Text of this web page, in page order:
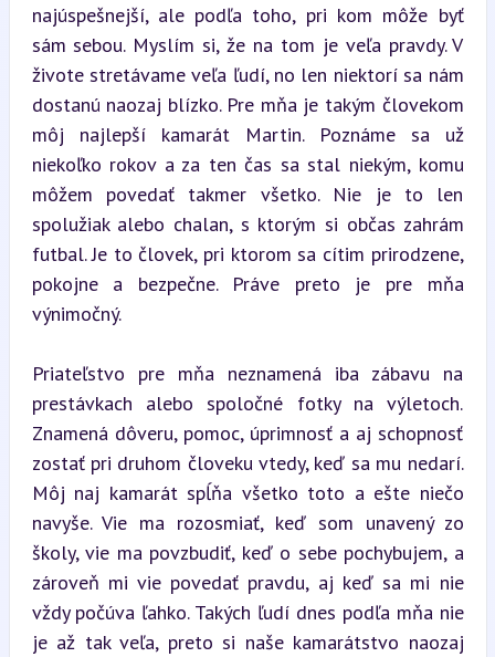
najúspešnejší, ale podľa toho, pri kom môže byť
sám sebou. Myslím si, že na tom je veľa pravdy. V
živote stretávame veľa ľudí, no len niektorí sa nám
dostanú naozaj blízko. Pre mňa je takým človekom
môj najlepší kamarát Martin. Poznáme sa už
niekoľko rokov a za ten čas sa stal niekým, komu
môžem povedať takmer všetko. Nie je to len
spolužiak alebo chalan, s ktorým si občas zahrám
futbal. Je to človek, pri ktorom sa cítim prirodzene,
pokojne a bezpečne. Práve preto je pre mňa
výnimočný.
Priateľstvo pre mňa neznamená iba zábavu na
prestávkach alebo spoločné fotky na výletoch.
Znamená dôveru, pomoc, úprimnosť a aj schopnosť
zostať pri druhom človeku vtedy, keď sa mu nedarí.
Môj naj kamarát spĺňa všetko toto a ešte niečo
navyše. Vie ma rozosmiať, keď som unavený zo
školy, vie ma povzbudiť, keď o sebe pochybujem, a
zároveň mi vie povedať pravdu, aj keď sa mi nie
vždy počúva ľahko. Takých ľudí dnes podľa mňa nie
je až tak veľa, preto si naše kamarátstvo naozaj